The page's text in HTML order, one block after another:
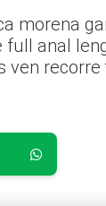
morena
full anal
ven